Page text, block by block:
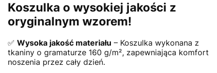
Koszulka o wysokiej jakości z
oryginalnym wzorem!
✅ Wysoka jakość materiału – Koszulka wykonana z
tkaniny o gramaturze 160 g/m², zapewniająca komfort
noszenia przez cały dzień.